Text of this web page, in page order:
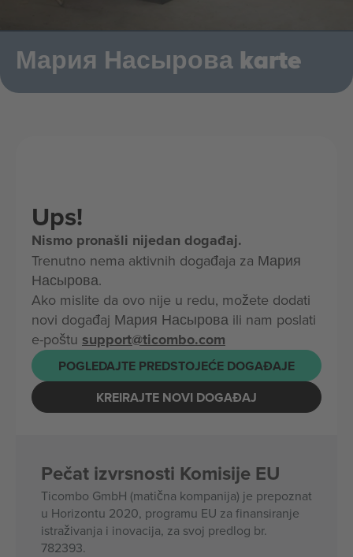
Мария Насырова karte
Ups!
Nismo pronašli nijedan događaj.
Trenutno nema aktivnih događaja za Мария
Насырова.
Ako mislite da ovo nije u redu, možete dodati
novi događaj Мария Насырова ili nam poslati
e-poštu support@ticombo.com
POGLEDAJTE PREDSTOJEĆE DOGAĐAJE
KREIRAJTE NOVI DOGAĐAJ
Pečat izvrsnosti Komisije EU
Ticombo GmbH (matična kompanija) je prepoznat
u Horizontu 2020, programu EU za finansiranje
istraživanja i inovacija, za svoj predlog br.
782393.